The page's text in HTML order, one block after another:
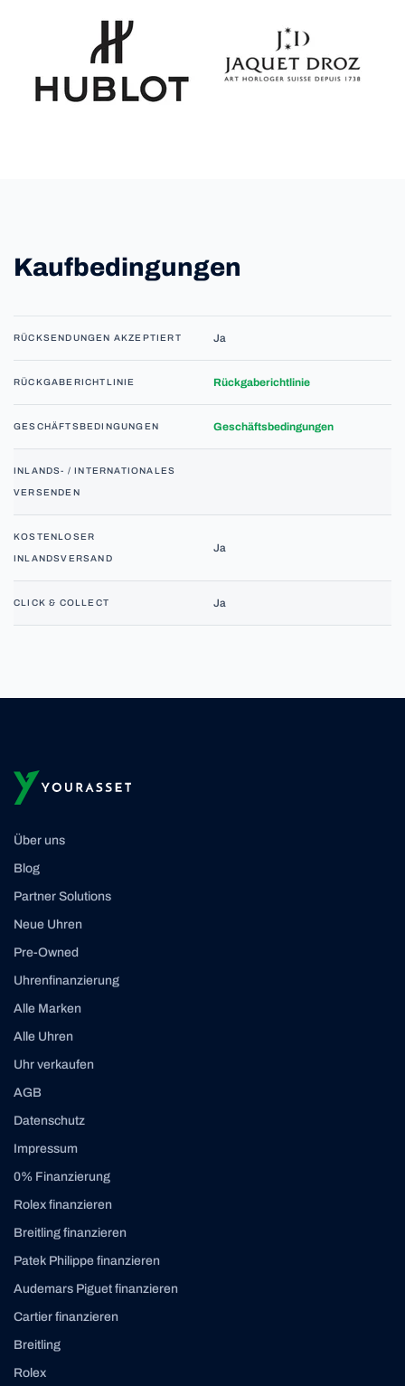
Kaufbedingungen
RÜCKSENDUNGEN AKZEPTIERT Ja
INLANDS- / INTERNATIONALES
VERSENDEN
RÜCKGABERICHTLINIE Rückgaberichtlinie
KOSTENLOSER
INLANDSVERSAND
Ja
GESCHÄFTSBEDINGUNGEN Geschäftsbedingungen
CLICK & COLLECT Ja
Über uns
Blog
Partner Solutions
Neue Uhren
Pre-Owned
Uhrenfinanzierung
Alle Marken
Alle Uhren
Uhr verkaufen
AGB
Datenschutz
Impressum
0% Finanzierung
Rolex finanzieren
Breitling finanzieren
Patek Philippe finanzieren
Audemars Piguet finanzieren
Cartier finanzieren
Breitling
Rolex